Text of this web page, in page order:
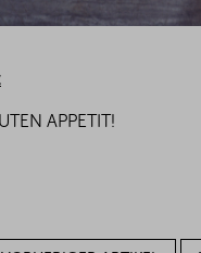
APPETIT!